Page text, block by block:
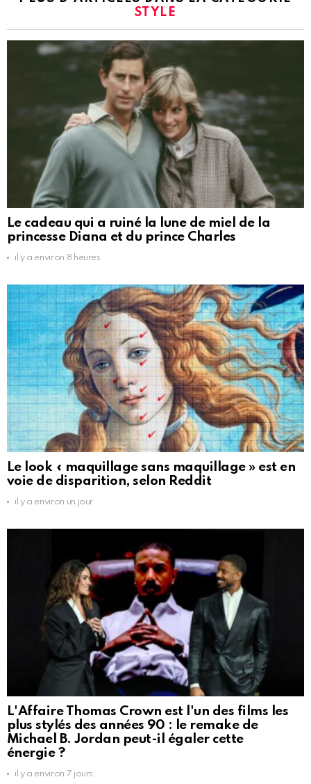
STYLE
Le cadeau qui a ruiné la lune de miel de la
princesse Diana et du prince Charles
il y a environ 8 heures
Le look « maquillage sans maquillage » est en
voie de disparition, selon Reddit
il y a environ un jour
L'Affaire Thomas Crown est l'un des films les
plus stylés des années 90 : le remake de
Michael B. Jordan peut-il égaler cette
énergie ?
il y a environ 7 jours